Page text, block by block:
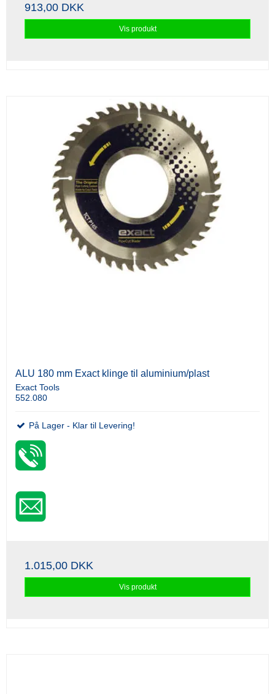
913,00 DKK
Vis produkt
ALU 180 mm Exact klinge til aluminium/plast
Exact Tools
552.080
På Lager - Klar til Levering!
1.015,00 DKK
Vis produkt